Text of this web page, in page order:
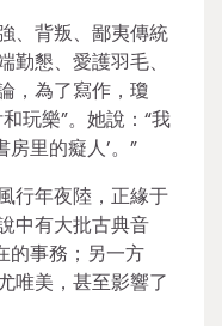
、背叛、鄙夷傳統
懇、愛護羽毛、
，為了寫作，瓊
玩樂”。她說：“我
房里的癡人’。”
行年夜陸，正緣于
中有大批古典音
的事務；另一方
唯美，甚至影響了